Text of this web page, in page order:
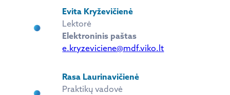
Evita Kryževičienė
Lektorė
Elektroninis paštas
e.kryzeviciene@mdf.viko.lt
Rasa Laurinavičienė
Praktikų vadovė